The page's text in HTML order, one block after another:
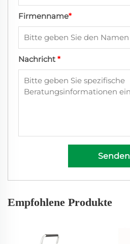
Firmenname*
Nachricht *
Senden
Empfohlene Produkte